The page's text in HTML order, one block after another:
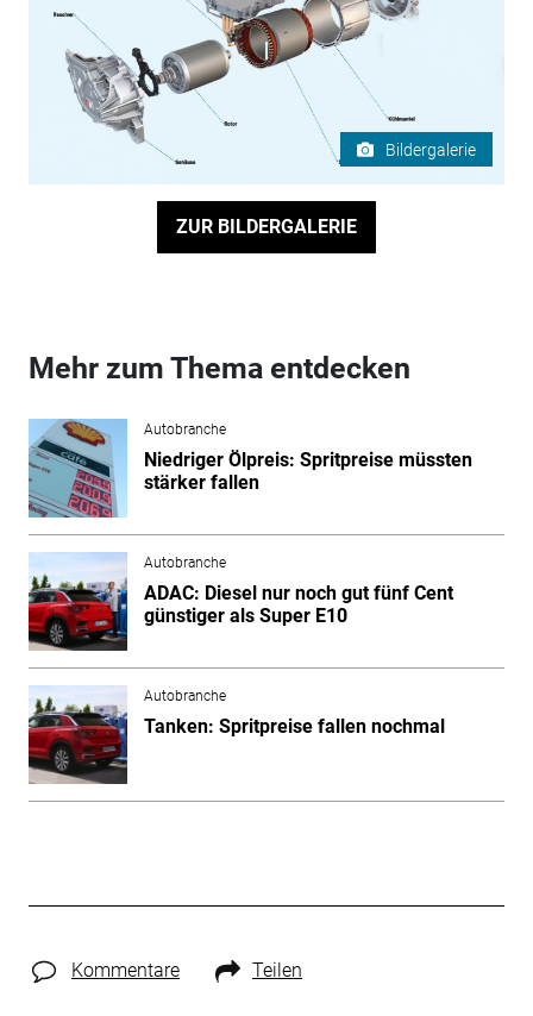
Bildergalerie
ZUR BILDERGALERIE
Mehr zum Thema entdecken
Autobranche
Niedriger Ölpreis: Spritpreise müssten
stärker fallen
Autobranche
ADAC: Diesel nur noch gut fünf Cent
günstiger als Super E10
Autobranche
Tanken: Spritpreise fallen nochmal
Kommentare Teilen